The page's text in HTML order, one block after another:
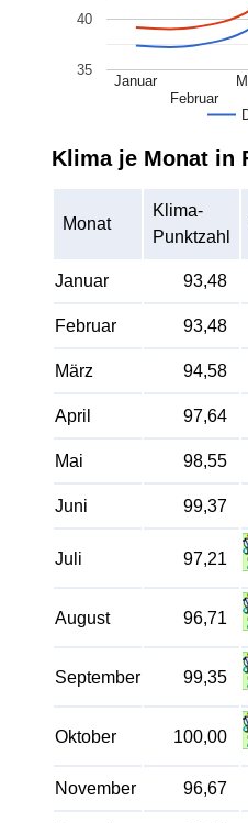
Januar
Februar
35
40
Klima je Monat in
Monat
Klima-
Punktzahl
Januar 93,48
Februar 93,48
März 94,58
April 97,64
Mai 98,55
Juni 99,37
Juli 97,21
August 96,71
September 99,35
Oktober 100,00
November 96,67